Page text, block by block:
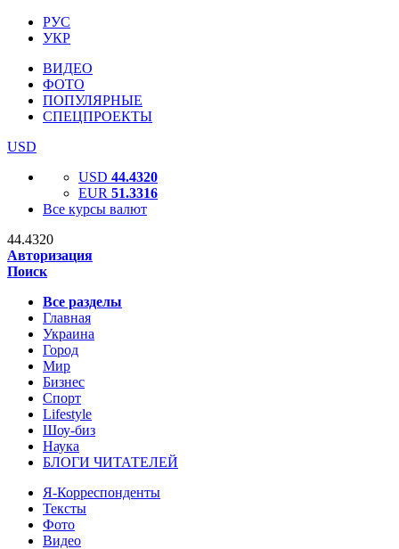
РУС
УКР
ВИДЕО
ФОТО
ПОПУЛЯРНЫЕ
СПЕЦПРОЕКТЫ
USD
USD 44.4320
EUR 51.3316
Все курсы валют
44.4320
Авторизация
Поиск
Все разделы
Главная
Украина
Город
Мир
Бизнес
Спорт
Lifestyle
Шоу-биз
Наука
БЛОГИ ЧИТАТЕЛЕЙ
Я-Корреспонденты
Тексты
Фото
Видео